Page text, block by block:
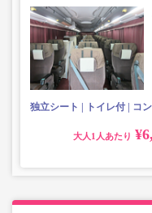
独立シート トイレ付 コ
大人